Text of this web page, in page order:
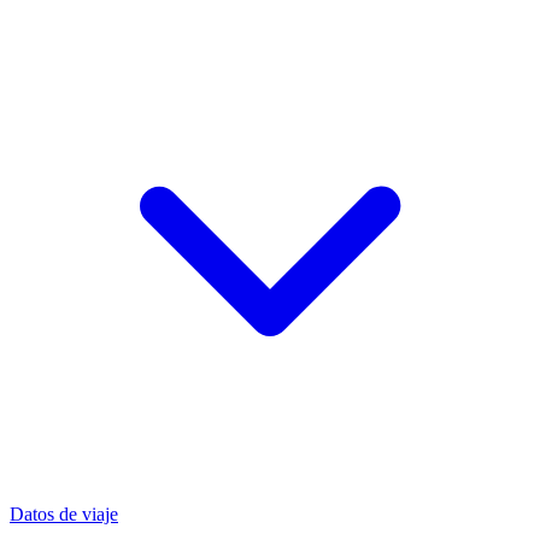
Datos de viaje